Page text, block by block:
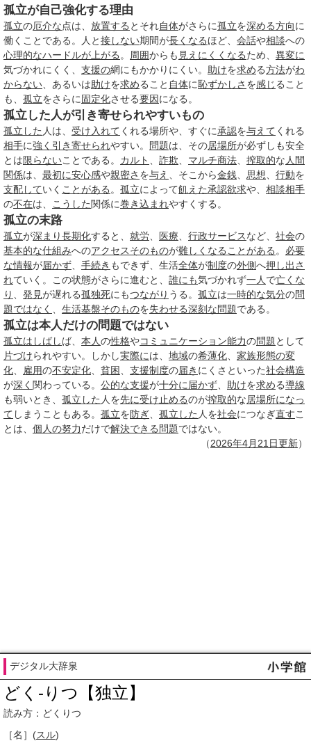
孤立が自己強化する理由
孤立の厄介な点は、 放置する とそれ自体がさらに孤立を深める方向に
働くことである。人と接しない期間が長くなるほど、 会話や相談への
心理的なハードルが上がる 。 周囲からも 見え にくくなるため、 異変に
気づかれにくく、 支援の網にもかかりにくい。 助けを求める方法がわ
からない 、あるいは助けを求めること 自体に恥ずかしさ を感じること
も、 孤立をさらに 固定化させる要因になる。
孤立した人が引き寄せられやすいもの
孤立した 人は、 受け入れて くれる場所や、すぐに承認を与えて くれる
相手に強く 引き寄せられやすい。 問題は、その居場所が必ずしも安全
とは限らないことである。 カルト 詐欺 マルチ商法 搾取的な 人間
関係は、 最初に安心感や親密さ を与え 、そこから金銭 思想 行動を
支配していく ことがある 。 孤立によって飢えた承認欲求や、 相談相手
の不在は、 こうした関係に巻き込まれやすくする。
孤立の末路
孤立が深まり長期化すると、 就労 医療 行政サービスなど、 社会の
基本的な仕組みへのアクセスそのものが難しくなる ことがある 。 必要
な情報が届かず 手続き もできず、生活全体が制度の外側へ押し出さ
れていく。この状態がさらに進むと、 誰にも気づかれず一人 で亡くな
り
発見が遅れる孤独死にもつながり うる。 孤立は一時的な気分の問
題ではなく 生活基盤そのものを失わせる深刻な問題である。
孤立は本人だけの問題ではない
孤立はしばしば、 本人の性格やコミュニケーション能力の問題として
片づけられやすい。しかし実際には、 地域の希薄化 家族形態の変
化
雇用の不安定化 貧困 支援制度の届き にくさといった社会構造
が深く 関わっている。 公的な支援が十分に 届かず 助けを求める導線
も弱いとき、 孤立した 人を先に受け止めるのが搾取的な居場所になっ
て しまうこともある。 孤立を防ぎ 孤立した 人を社会につなぎ直すこ
とは、 個人の努力だけで解決できる 問題ではない。
（2026年4月21日更新）
デジタル大辞泉
どく‐りつ【独立】
読み方：どくりつ
［名］ (スル)